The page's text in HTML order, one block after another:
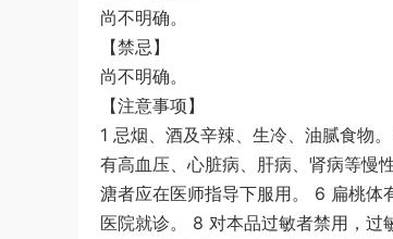
尚不明确。
【禁忌】
尚不明确。
【注意事项】
1 忌烟、酒及辛辣、生冷、油腻食物
有高血压、心脏病、肝病、肾病等慢
溏者应在医师指导下服用。 6 扁桃
医院就诊。 8 对本品过敏者禁用，